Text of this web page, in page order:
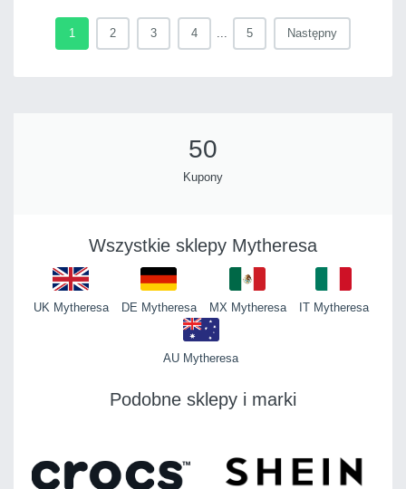
1 2 3 4 5 Następny
50
Kupony
Wszystkie sklepy Mytheresa
UK Mytheresa DE Mytheresa MX Mytheresa IT Mytheresa
AU Mytheresa
Podobne sklepy i marki